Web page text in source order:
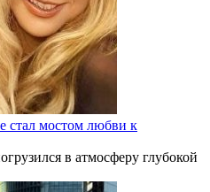
стал мостом любви к
в атмосферу глубокой